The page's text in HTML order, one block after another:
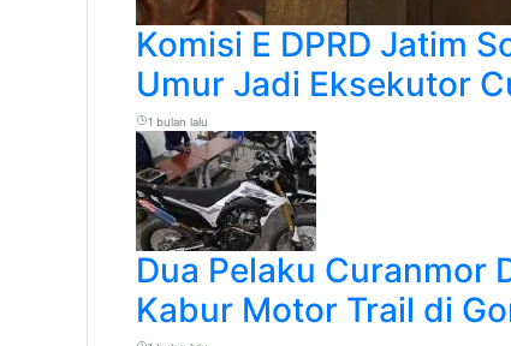
Komisi E DPRD Jatim
Umur Jadi Eksekutor
1 bulan lalu
Dua Pelaku Curanmor
Kabur Motor Trail di